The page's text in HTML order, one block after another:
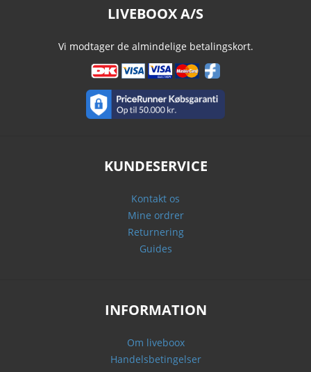
LIVEBOOX A/S
Vi modtager de almindelige betalingskort.
KUNDESERVICE
Kontakt os
Mine ordrer
Returnering
Guides
INFORMATION
Om liveboox
Handelsbetingelser